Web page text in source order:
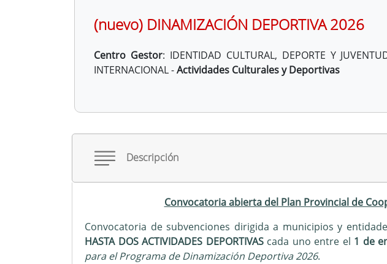
(nuevo) DINAMIZACIÓN DEPORTIVA 2026
Centro Gestor: IDENTIDAD CULTURAL, DEPORTE Y
INTERNACIONAL -Actividades Culturales y Deportivas
Descripción
Convocatoria abierta del Plan Provincial de
Convocatoria de subvenciones dirigida a municipios y
HASTA DOS ACTIVIDADES DEPORTIVAScada uno entre el 1 de
para el Programa de Dinamización Deportiva 2026.